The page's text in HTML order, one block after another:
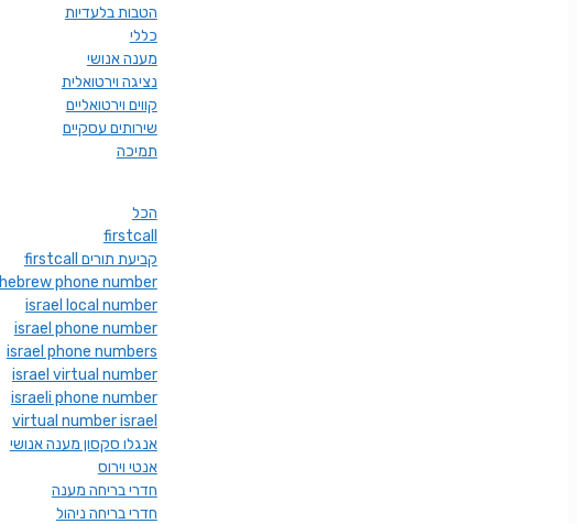
הטבות בלעדיות
כללי
מענה אנושי
נציגה וירטואלית
קווים וירטואליים
שירותים עסקיים
תמיכה
הכל
firstcall
firstcall קביעת תורים
hebrew phone number
israel local number
israel phone number
israel phone numbers
israel virtual number
israeli phone number
virtual number israel
אנגלו סקסון מענה אנושי
אנטי וירוס
חדרי בריחה מענה
חדרי בריחה ניהול